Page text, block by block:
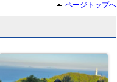
ページトップへ